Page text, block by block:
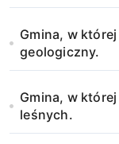
i
s
u
Gmina, w
geologiczny.
Gmina, w
leśnych.